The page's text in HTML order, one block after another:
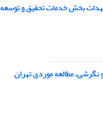
بخش خدمات تحقیق و توسعه
مطالعه موردی تهران